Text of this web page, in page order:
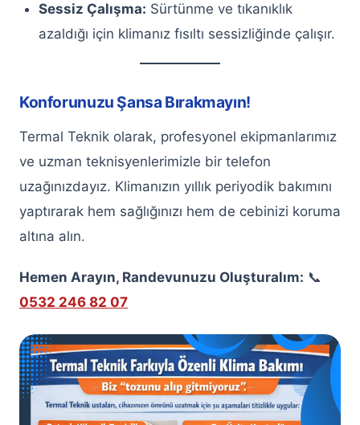
Sessiz Çalışma: Sürtünme ve tıkanıklık
azaldığı için klimanız fısıltı sessizliğinde çalışır.
Konforunuzu Şansa Bırakmayın!
Termal Teknik olarak, profesyonel ekipmanlarımız
ve uzman teknisyenlerimizle bir telefon
uzağınızdayız. Klimanızın yıllık periyodik bakımını
yaptırarak hem sağlığınızı hem de cebinizi koruma
altına alın.
Hemen Arayın, Randevunuzu Oluşturalım: 📞
0532 246 82 07